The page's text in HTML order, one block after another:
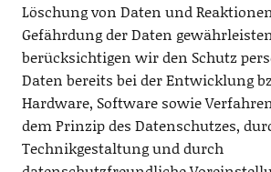
Löschung von Daten und
Gefährdung der Daten
berücksichtigen wir den Schutz
Daten bereits bei der Entwicklung
Hardware, Software sowie
dem Prinzip des Datenschutzes,
Technikgestaltung und durch